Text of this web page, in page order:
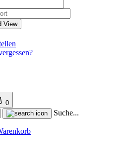
View
0
Suche...